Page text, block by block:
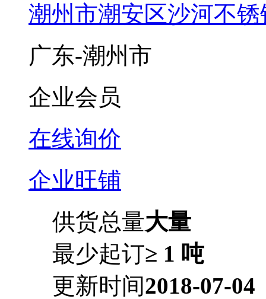
潮州市潮安区沙河不
广东-潮州市
企业会员
在线询价
企业旺铺
供货总量大量
最少起订≥ 1 吨
更新时间2018-07-04